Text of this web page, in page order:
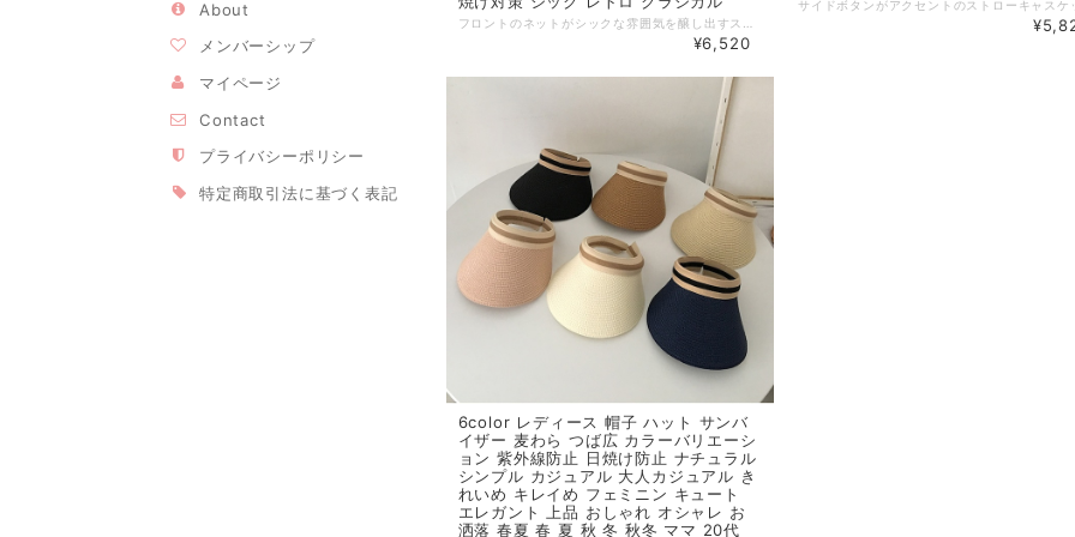
About
メンバーシップ
マイページ
Contact
プライバシーポリシー
特定商取引法に基づく表記
¥6,520
6color レディース 帽子 ハット サンバ
イザー 麦わら つば広 カラーバリエーシ
ョン 紫外線防止 日焼け防止 ナチュラル
シンプル カジュアル 大人カジュアル き
れいめ キレイめ フェミニン キュート
エレガント 上品 おしゃれ オシャレ お
洒落 春夏 春 夏 秋 冬 秋冬 ママ 20代